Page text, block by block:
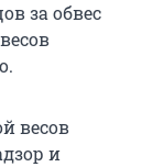
за обвес
весов
и